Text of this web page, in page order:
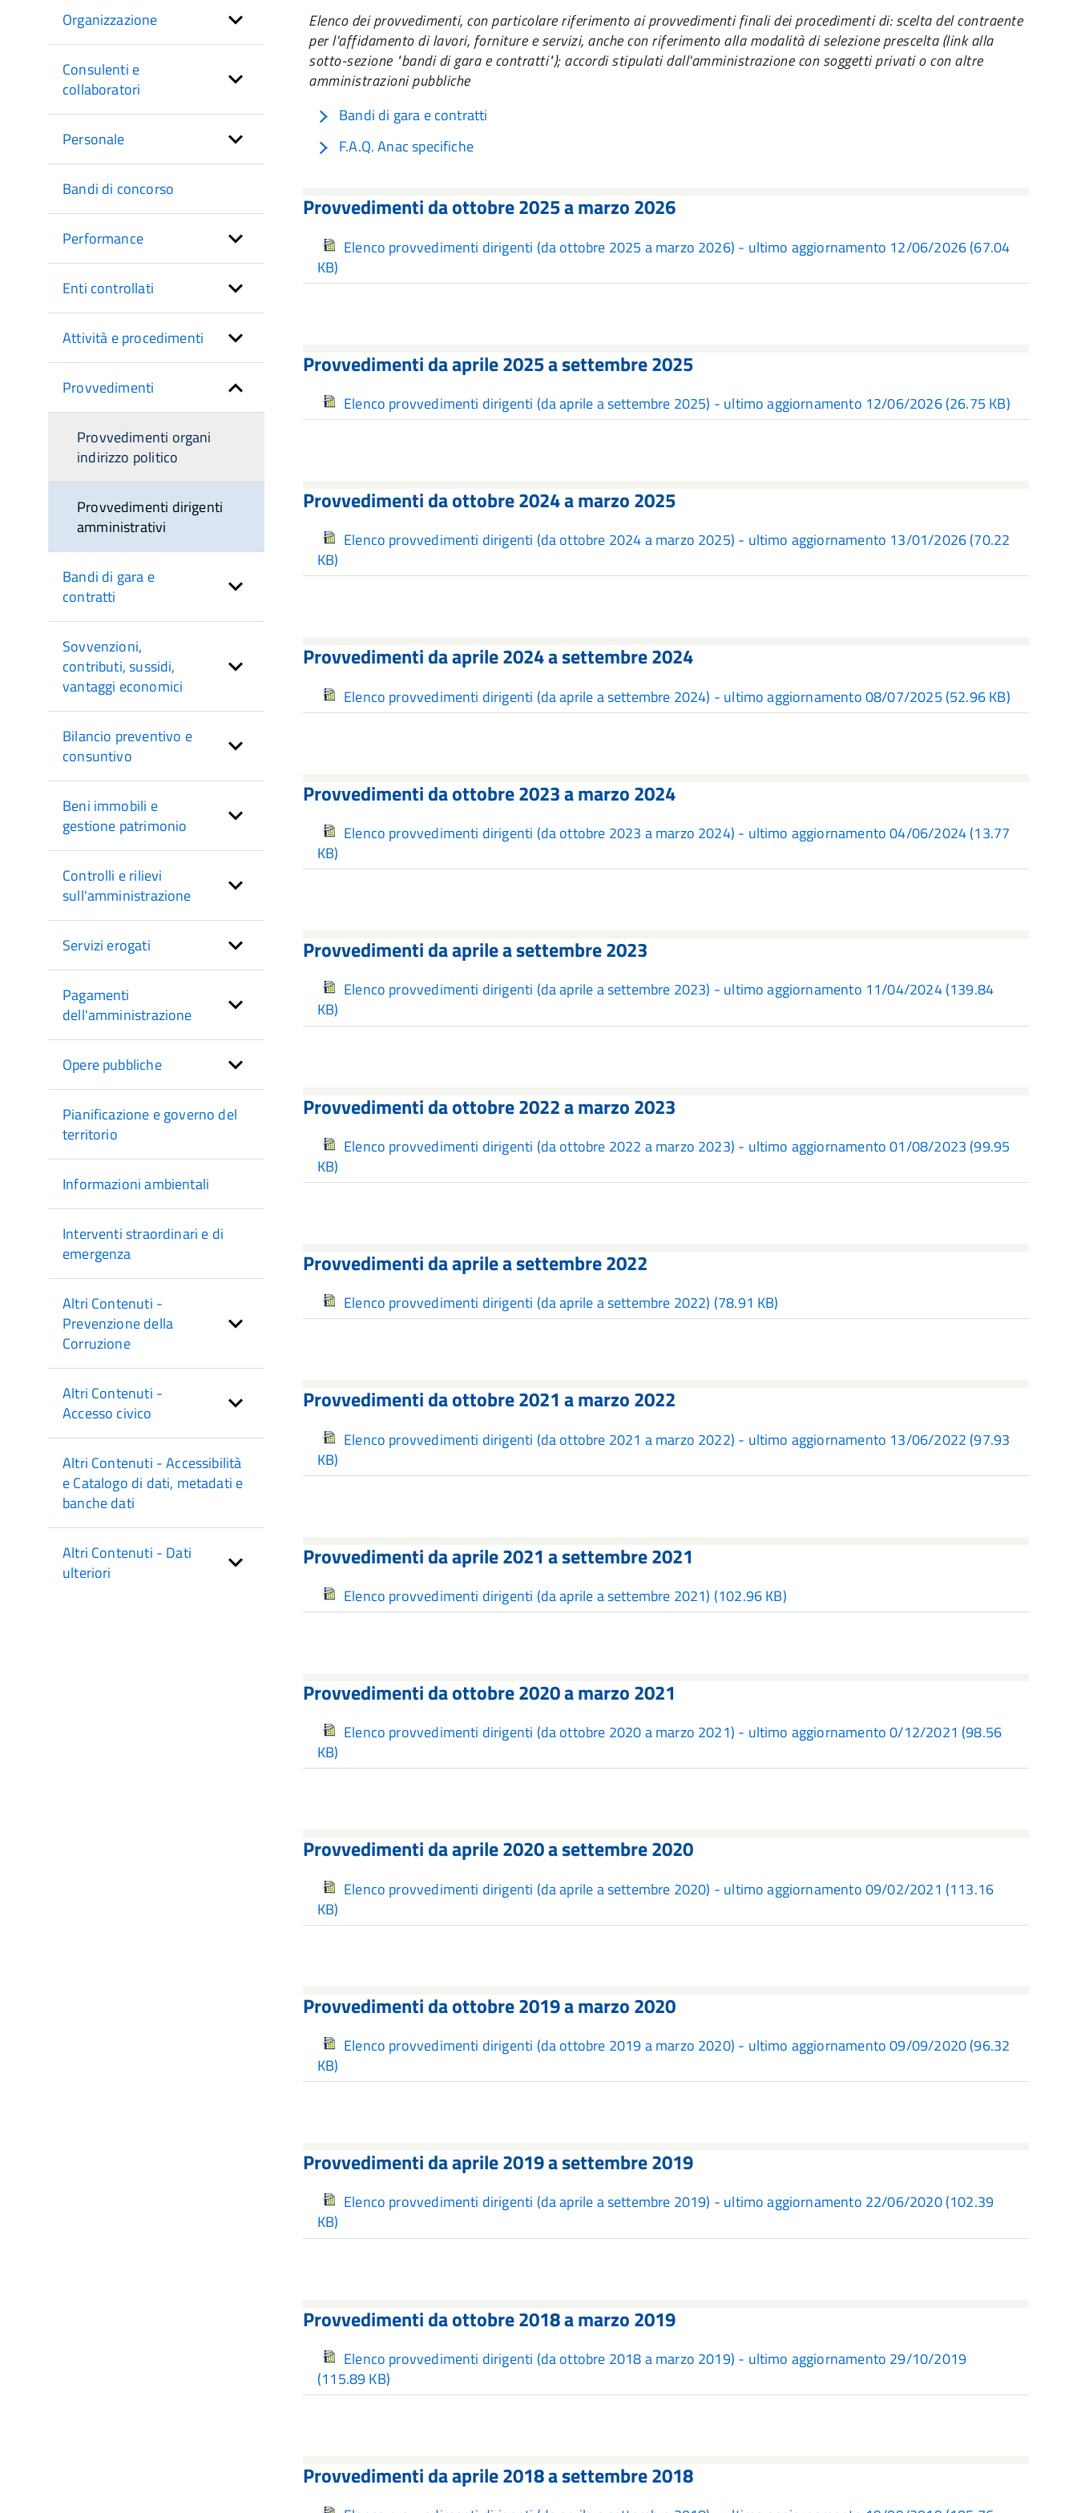
sezione
Organizzazione
Consulenti e
collaboratori
Personale
Bandi di concorso
Performance
Enti controllati
Attività e procedimenti
Provvedimenti
Provvedimenti organi
indirizzo politico
Provvedimenti dirigenti
amministrativi
Bandi di gara e
contratti
Sovvenzioni,
contributi, sussidi,
vantaggi economici
Bilancio preventivo e
consuntivo
Beni immobili e
gestione patrimonio
Controlli e rilievi
sull'amministrazione
Servizi erogati
Pagamenti
dell'amministrazione
Opere pubbliche
Pianificazione e governo del
territorio
Informazioni ambientali
Interventi straordinari e di
emergenza
Altri Contenuti -
Prevenzione della
Corruzione
Altri Contenuti -
Accesso civico
Altri Contenuti - Accessibilità
e Catalogo di dati, metadati e
banche dati
Altri Contenuti - Dati
ulteriori
Elenco dei provvedimenti, con particolare riferimento ai provvedimenti finali dei procedimenti di: scelta del contraente
per l'affidamento di lavori, forniture e servizi, anche con riferimento alla modalità di selezione prescelta (link alla
sotto-sezione "bandi di gara e contratti"); accordi stipulati dall'amministrazione con soggetti privati o con altre
amministrazioni pubbliche
Bandi di gara e contratti
F.A.Q. Anac specifiche
Provvedimenti da ottobre 2025 a marzo 2026
Elenco provvedimenti dirigenti (da ottobre 2025 a marzo 2026) - ultimo aggiornamento 12/06/2026(67.04
KB)
Provvedimenti da aprile 2025 a settembre 2025
Elenco provvedimenti dirigenti (da aprile a settembre 2025) - ultimo aggiornamento 12/06/2026(26.75 KB)
Provvedimenti da ottobre 2024 a marzo 2025
Elenco provvedimenti dirigenti (da ottobre 2024 a marzo 2025) - ultimo aggiornamento 13/01/2026(70.22
KB)
Provvedimenti da aprile 2024 a settembre 2024
Elenco provvedimenti dirigenti (da aprile a settembre 2024) - ultimo aggiornamento 08/07/2025 (52.96 KB)
Provvedimenti da ottobre 2023 a marzo 2024
Elenco provvedimenti dirigenti (da ottobre 2023 a marzo 2024) - ultimo aggiornamento 04/06/2024(13.77
KB)
Provvedimenti da aprile a settembre 2023
Elenco provvedimenti dirigenti (da aprile a settembre 2023) - ultimo aggiornamento 11/04/2024(139.84
KB)
Provvedimenti da ottobre 2022 a marzo 2023
Elenco provvedimenti dirigenti (da ottobre 2022 a marzo 2023) - ultimo aggiornamento 01/08/2023 (99.95
KB)
Provvedimenti da aprile a settembre 2022
Elenco provvedimenti dirigenti (da aprile a settembre 2022) (78.91 KB)
Provvedimenti da ottobre 2021 a marzo 2022
Elenco provvedimenti dirigenti (da ottobre 2021 a marzo 2022) - ultimo aggiornamento 13/06/2022 (97.93
KB)
Provvedimenti da aprile 2021 a settembre 2021
Elenco provvedimenti dirigenti (da aprile a settembre 2021) (102.96 KB)
Provvedimenti da ottobre 2020 a marzo 2021
Elenco provvedimenti dirigenti (da ottobre 2020 a marzo 2021) - ultimo aggiornamento 0/12/2021 (98.56
KB)
Provvedimenti da aprile 2020 a settembre 2020
Elenco provvedimenti dirigenti (da aprile a settembre 2020) - ultimo aggiornamento 09/02/2021 (113.16
KB)
Provvedimenti da ottobre 2019 a marzo 2020
Elenco provvedimenti dirigenti (da ottobre 2019 a marzo 2020) - ultimo aggiornamento 09/09/2020(96.32
KB)
Provvedimenti da aprile 2019 a settembre 2019
Elenco provvedimenti dirigenti (da aprile a settembre 2019) - ultimo aggiornamento 22/06/2020(102.39
KB)
Provvedimenti da ottobre 2018 a marzo 2019
Elenco provvedimenti dirigenti (da ottobre 2018 a marzo 2019) - ultimo aggiornamento 29/10/2019
(115.89 KB)
Provvedimenti da aprile 2018 a settembre 2018